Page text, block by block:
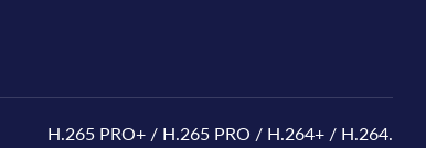
H.265 PRO+ / H.265 PRO / H.264+ / H.264.